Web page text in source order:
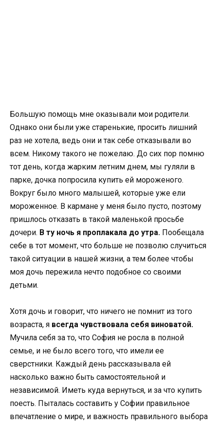
Большую помощь мне оказывали мои родители.
Однако они были уже старенькие, просить лишний
раз не хотела, ведь они и так себе отказывали во
всем. Никому такого не пожелаю. До сих пор помню
тот день, когда жарким летним днем, мы гуляли в
парке, дочка попросила купить ей мороженого.
Вокруг было много малышей, которые уже ели
мороженное. В кармане у меня было пусто, поэтому
пришлось отказать в такой маленькой просьбе
дочери. В ту ночь я проплакала до утра. Пообещала
себе в тот момент, что больше не позволю случиться
такой ситуации в нашей жизни, а тем более чтобы
моя дочь пережила нечто подобное со своими
детьми.
Хотя дочь и говорит, что ничего не помнит из того
возраста, я всегда чувствовала себя виноватой.
Мучила себя за то, что София не росла в полной
семье, и не было всего того, что имели ее
сверстники. Каждый день рассказывала ей
насколько важно быть самостоятельной и
независимой. Иметь куда вернуться, и за что купить
поесть. Пыталась составить у Софии правильное
впечатление о мире, и важность правильного выбора